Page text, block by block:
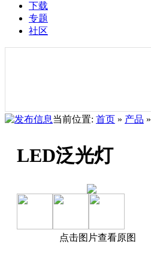
下载
专题
社区
当前位置: 首页 » 产品 »
LED泛光灯
点击图片查看原图